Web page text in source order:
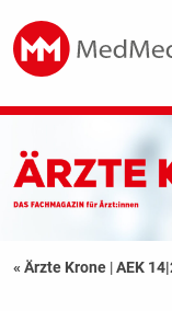
« Ärzte Krone |AEK